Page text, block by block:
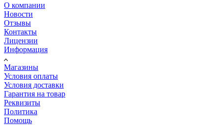
О компании
Новости
Отзывы
Контакты
Лицензии
Информация
Магазины
Условия оплаты
Условия доставки
Гарантия на товар
Реквизиты
Политика
Помощь